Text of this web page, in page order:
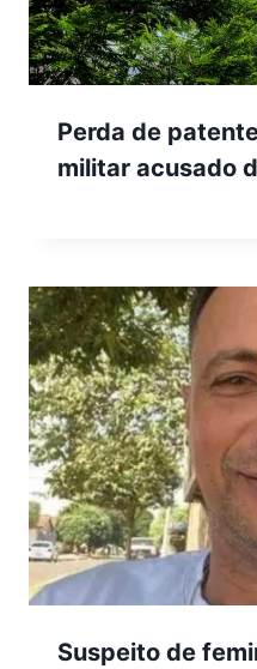
Perda de
militar acusado
Suspeito de